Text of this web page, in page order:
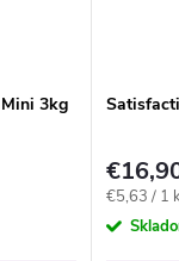
3kg
cena:
€5,63 / 1